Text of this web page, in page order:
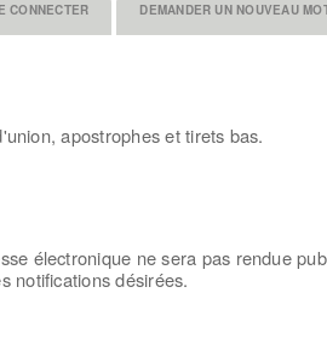
CONNECTER DEMANDER UN NOUVEAU
apostrophes et tirets bas.
électronique ne sera pas rendue
notifications désirées.